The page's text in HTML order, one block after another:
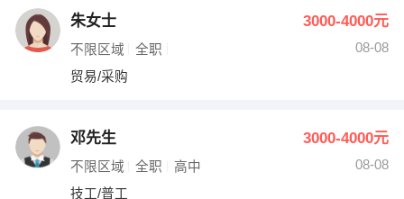
收银员
水电/机修
编辑 法律
朱女士 3000-4000元
不限区域 全职
08-08
贸易/采购
邓先生 3000-4000元
不限区域 全职 高中
08-08
技工/普工